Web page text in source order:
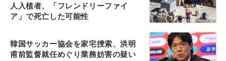
人入植者、「フレンドリーファイ
ア」で死亡した可能性
韓国サッカー協会を家宅捜索、洪明
甫前監督就任めぐり業務妨害の疑い